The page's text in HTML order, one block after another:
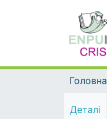
Головна
Деталі